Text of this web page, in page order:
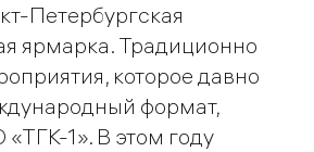
Петербургская
ярмарка. Традиционно
которое давно
формат,
1». В этом году